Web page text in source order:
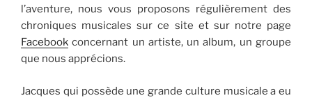
l’aventure, nous vous proposons régulièrement des
chroniques musicales sur ce site et sur notre page
Facebook concernant un artiste, un album, un groupe
que nous apprécions.
Jacques qui possède une grande culture musicale a eu